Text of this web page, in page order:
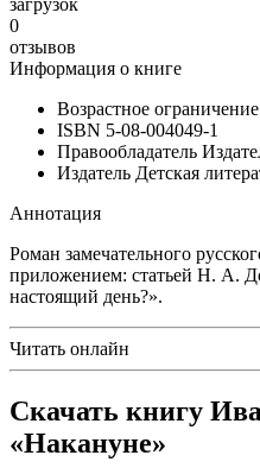
0
отзывов
Информация о книге
Возрастное ограничение
ISBN 5-08-004049-1
Правообладатель
Издатель Детская
Аннотация
Роман замечательного
приложением: статьей Н. А.
настоящий день?».
Читать онлайн
Скачать книгу
«Накануне»